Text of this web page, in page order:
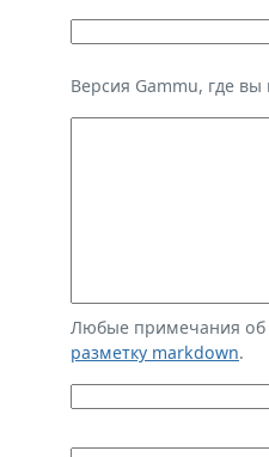
Версия Gammu, где
Любые примечания об
разметку markdown.